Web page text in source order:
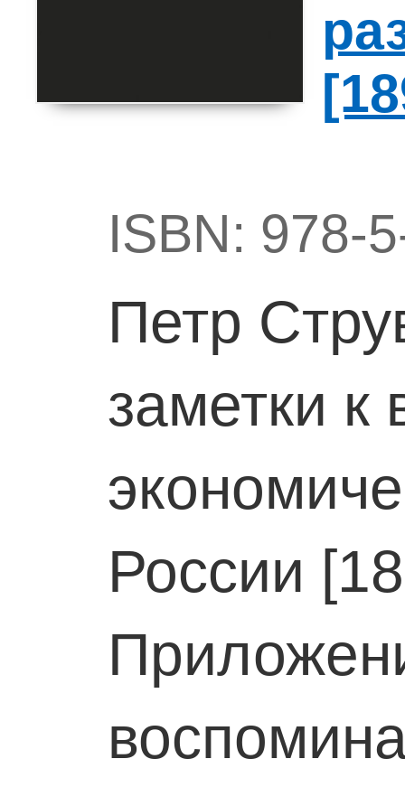
ISBN: 978-
Петр
заметки к
России